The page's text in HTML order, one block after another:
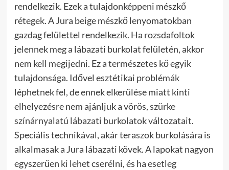
rendelkezik. Ezek a tulajdonképpeni mészkő
rétegek. A Jura beige mészkő lenyomatokban
gazdag felülettel rendelkezik. Ha rozsdafoltok
jelennek meg a lábazati burkolat felületén, akkor
nem kell megijedni. Ez a természetes kő egyik
tulajdonsága. Idővel esztétikai problémák
léphetnek fel, de ennek elkerülése miatt kinti
elhelyezésre nem ajánljuk a vörös,szürke
színárnyalatú lábazati burkolatokváltozatait.
Speciális technikával, akár teraszok burkolására is
alkalmasak a Jura lábazati kövek. A lapokat nagyon
egyszerűen ki lehet cserélni, és ha esetleg